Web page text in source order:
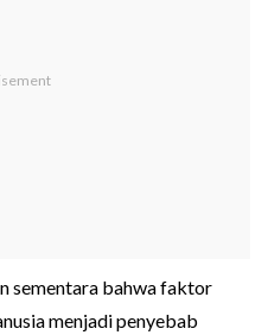
sementara bahwa faktor
menjadi penyebab